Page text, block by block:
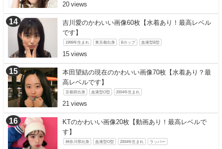
20
吉川愛のかわいい画像60枚【水着あり！最高レベル
です】
1999年生まれ 東京都出身 Bカップ 血液型B型
15
本田望結の現在のかわいい画像70枚【水着あり？最
高レベルです】
京都府出身 血液型O型 2004年生まれ
21
KTのかわいい画像20枚【動画あり！最高レベルで
す】
神奈川県出身 血液型O型 2004年生まれ ラッパー